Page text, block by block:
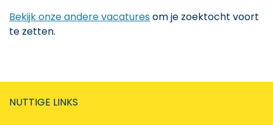
Bekijk onze andere vacaturesom je zoektocht voort
te zetten.
NUTTIGE LINKS